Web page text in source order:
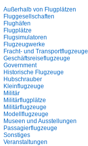
Außerhalb von Flugplätzen
Fluggesellschaften
Flughäfen
Flugplätze
Flugsimulatoren
Flugzeugwerke
Fracht- und Transportflugzeuge
Geschäftsreiseflugzeuge
Government
Historische Flugzeuge
Hubschrauber
Kleinflugzeuge
Militär
Militärflugplätze
Militärflugzeuge
Modellflugzeuge
Museen und Ausstellungen
Passagierflugzeuge
Sonstiges
Veranstaltungen